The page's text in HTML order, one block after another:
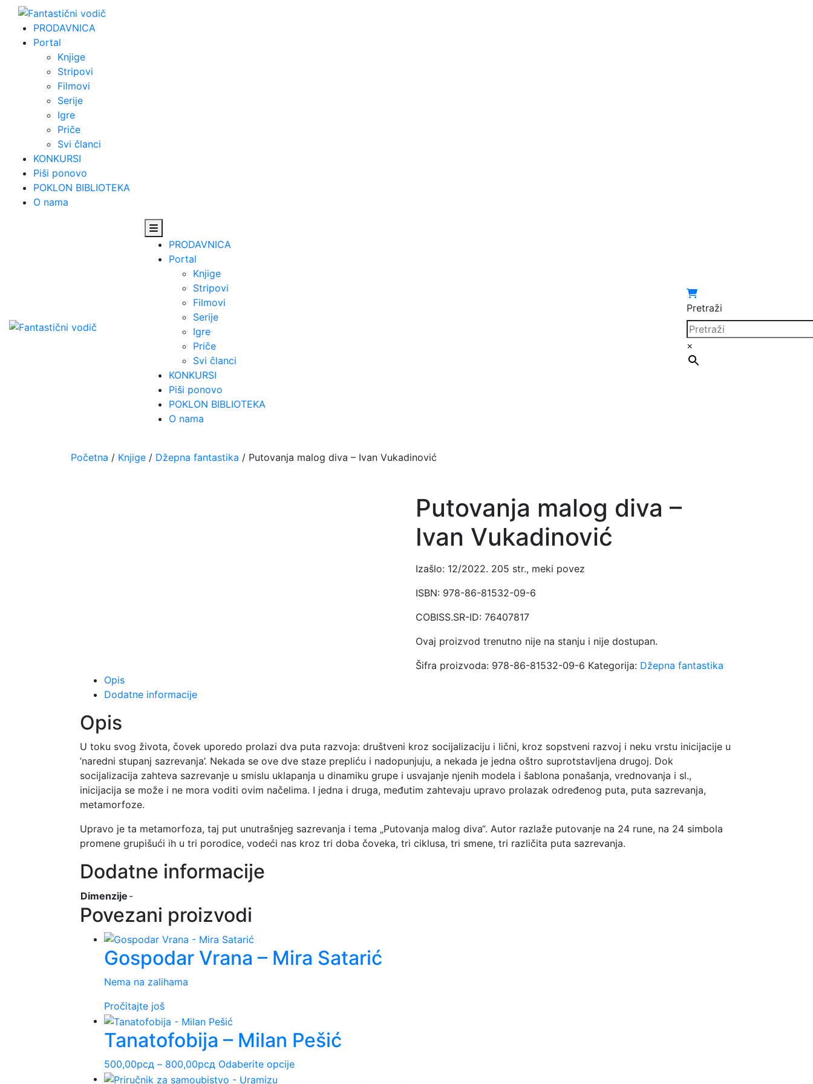
Skip
content
PRODAVNICA
Portal
Knjige
Stripovi
Filmovi
Serije
Igre
Priče
Svi članci
KONKURSI
Piši ponovo
POKLON BIBLIOTEKA
O nama
PRODAVNICA
Portal
Knjige
Stripovi
Filmovi
Serije
Igre
Priče
Svi članci
KONKURSI
Piši ponovo
POKLON BIBLIOTEKA
O nama
Pretraži
×
Početna / Knjige / Džepna fantastika / Putovanja malog diva – Ivan Vukadinović
Putovanja malog diva –
Ivan Vukadinović
Izašlo: 12/2022. 205 str., meki povez
ISBN: 978-86-81532-09-6
COBISS.SR-ID: 76407817
Ovaj proizvod trenutno nije na stanju i nije dostupan.
Šifra proizvoda: 978-86-81532-09-6 Kategorija: Džepna fantastika
Opis
Dodatne informacije
Opis
U toku svog života, čovek uporedo prolazi dva puta razvoja: društveni kroz socijalizaciju i lični, kroz sopstveni razvoj i neku vrstu inicijacije u
’naredni stupanj sazrevanja’. Nekada se ove dve staze prepliću i nadopunjuju, a nekada je jedna oštro suprotstavljena drugoj. Dok
socijalizacija zahteva sazrevanje u smislu uklapanja u dinamiku grupe i usvajanje njenih modela i šablona ponašanja, vrednovanja i sl.,
inicijacija se može i ne mora voditi ovim načelima. I jedna i druga, međutim zahtevaju upravo prolazak određenog puta, puta sazrevanja,
metamorfoze.
Upravo je ta metamorfoza, taj put unutrašnjeg sazrevanja i tema „Putovanja malog diva“. Autor razlaže putovanje na 24 rune, na 24 simbola
promene grupišući ih u tri porodice, vodeći nas kroz tri doba čoveka, tri ciklusa, tri smene, tri različita puta sazrevanja.
Dodatne informacije
Dimenzije -
Povezani proizvodi
Gospodar Vrana – Mira Satarić
Nema na zalihama
Pročitajte još
Tanatofobija – Milan Pešić
500,00рсд – 800,00рсд Raspon
cena:
Odaberite opcijeOvaj